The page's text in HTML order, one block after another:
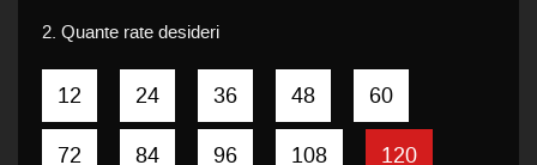
2. Quante rate desideri
12 24 36 48 60
72 84 96 108 120